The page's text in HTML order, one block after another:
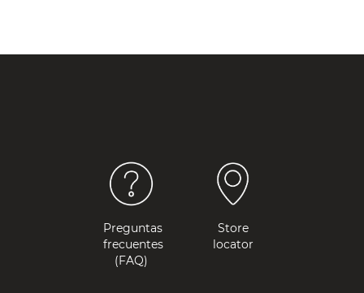
Preguntas
frecuentes
(FAQ)
Store
locator